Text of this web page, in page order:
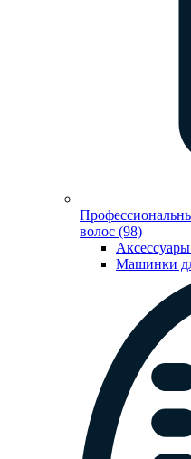
волос (98)
Машинки